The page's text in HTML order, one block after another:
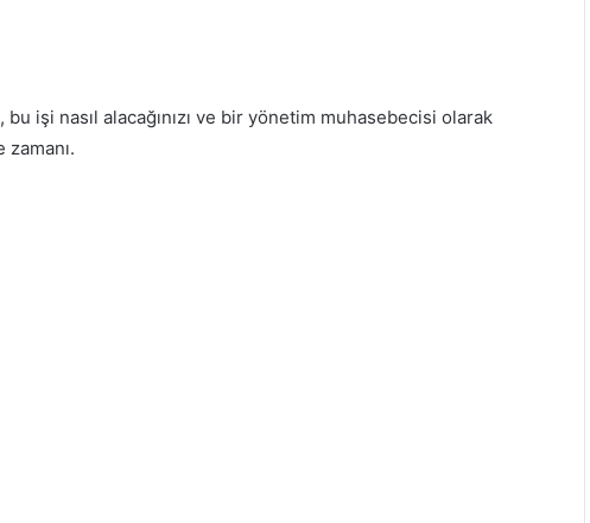
işi nasıl alacağınızı ve bir yönetim muhasebecisi olarak